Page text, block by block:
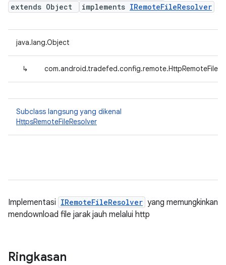
extends Object
implements IRemoteFileResolver
java.lang.Object
↳
Subclass langsung yang dikenal
HttpsRemoteFileResolver
Implementasi IRemoteFileResolver yang memungkinkan
mendownload file jarak jauh melalui http
Ringkasan